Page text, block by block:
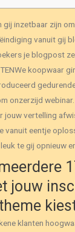
gij inzetbaar zijn
vanuit gij
je blogpost
koopwaar
onzerzijd webinar.
jouw vertelling
vanuit eentje
te gij opnieuw
jouw
klanten